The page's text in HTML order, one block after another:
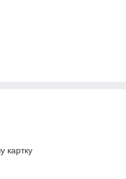
картку